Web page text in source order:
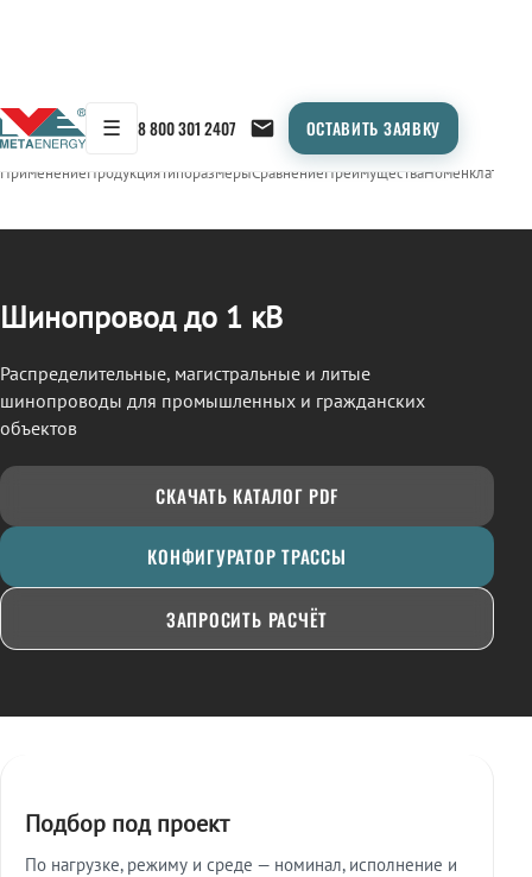
☰ 8 800 301 2407 ОСТАВИТЬ ЗАЯВКУ
← Продукция/ШИНОПРОВОД
ПрименениеПродукцияТипоразмерыСравнениеПреимуществаНоменклатура
Шинопровод до 1 кВ
Распределительные, магистральные и литые
шинопроводы для промышленных и гражданских
объектов
СКАЧАТЬ КАТАЛОГ PDF
КОНФИГУРАТОР ТРАССЫ
ЗАПРОСИТЬ РАСЧЁТ
Подбор под проект
По нагрузке, режиму и среде — номинал, исполнение и